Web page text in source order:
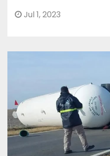
Jul 1, 2023